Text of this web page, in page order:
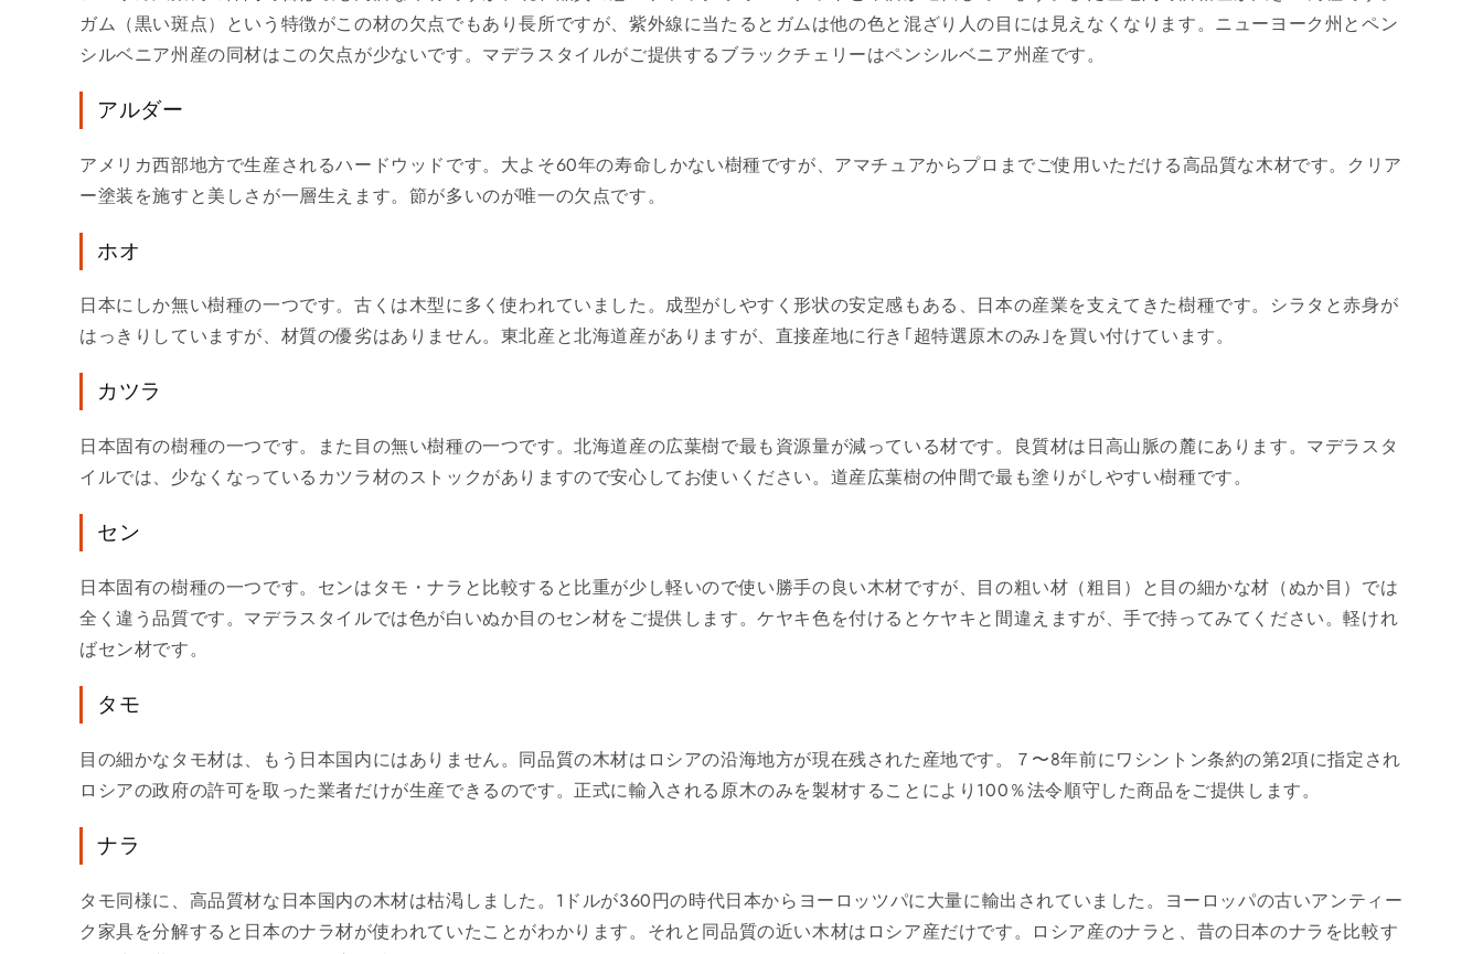
ガム（黒い斑点）という特徴がこの材の欠点でもあり長所ですが、紫外線に当たるとガムは他の色と混ざり人の目には見えなくなります。ニューヨーク州とペン
シルベニア州産の同材はこの欠点が少ないです。マデラスタイルがご提供するブラックチェリーはペンシルベニア州産です。
アルダー
アメリカ西部地方で生産されるハードウッドです。大よそ60年の寿命しかない樹種ですが、アマチュアからプロまでご使用いただける高品質な木材です。クリア
ー塗装を施すと美しさが一層生えます。節が多いのが唯一の欠点です。
ホオ
日本にしか無い樹種の一つです。古くは木型に多く使われていました。成型がしやすく形状の安定感もある、日本の産業を支えてきた樹種です。シラタと赤身が
はっきりしていますが、材質の優劣はありません。東北産と北海道産がありますが、直接産地に行き｢超特選原木のみ｣を買い付けています。
カツラ
日本固有の樹種の一つです。また目の無い樹種の一つです。北海道産の広葉樹で最も資源量が減っている材です。良質材は日高山脈の麓にあります。マデラスタ
イルでは、少なくなっているカツラ材のストックがありますので安心してお使いください。道産広葉樹の仲間で最も塗りがしやすい樹種です。
セン
日本固有の樹種の一つです。センはタモ・ナラと比較すると比重が少し軽いので使い勝手の良い木材ですが、目の粗い材（粗目）と目の細かな材（ぬか目）では
全く違う品質です。マデラスタイルでは色が白いぬか目のセン材をご提供します。ケヤキ色を付けるとケヤキと間違えますが、手で持ってみてください。軽けれ
ばセン材です。
タモ
目の細かなタモ材は、もう日本国内にはありません。同品質の木材はロシアの沿海地方が現在残された産地です。７〜8年前にワシントン条約の第2項に指定され
ロシアの政府の許可を取った業者だけが生産できるのです。正式に輸入される原木のみを製材することにより100％法令順守した商品をご提供します。
ナラ
タモ同様に、高品質材な日本国内の木材は枯渇しました。1ドルが360円の時代日本からヨーロッツパに大量に輸出されていました。ヨーロッパの古いアンティー
ク家具を分解すると日本のナラ材が使われていたことがわかります。それと同品質の近い木材はロシア産だけです。ロシア産のナラと、昔の日本のナラを比較す